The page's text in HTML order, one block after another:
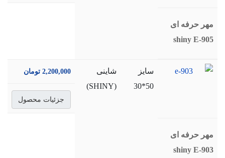
مهر حرفه ای
shiny E-905
مهر حرفه ای
shiny E-903
سايز
50*30
شاینی
(SHINY)
2,200,000 تومان
جزئیات محصول